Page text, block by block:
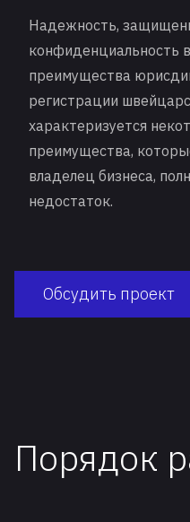
Надежность,
конфиденциальность
преимущества
регистрации
характеризуется
преимущества,
владелец бизнеса,
недостаток.
Обсудить проект
Порядок